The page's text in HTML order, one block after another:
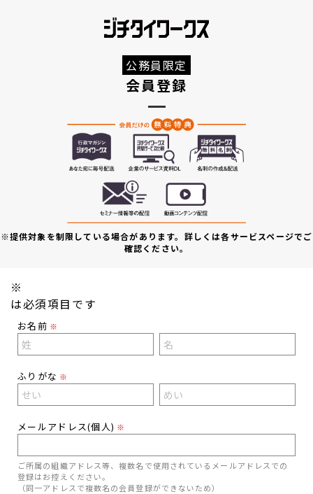
公務員限定
会員登録
※提供対象を制限している場合があります。詳しくは各サービスページでご
確認ください。
※
は必須項目です
お名前 ※
ふりがな ※
メールアドレス(個人) ※
ご所属の組織アドレス等、複数名で使用されているメールアドレスでの
登録はお控えください。
（同一アドレスで複数名の会員登録ができないため）